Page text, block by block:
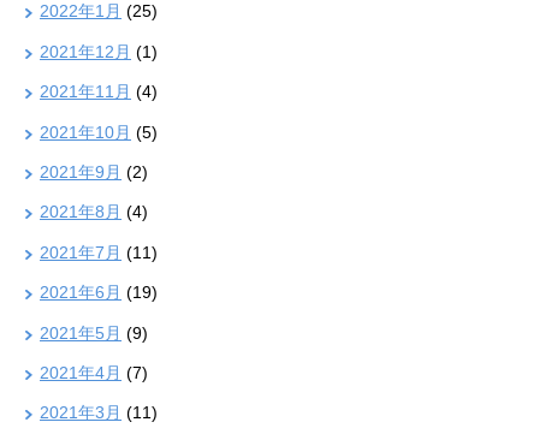
2022年1月 (25)
2021年12月 (1)
2021年11月 (4)
2021年10月 (5)
2021年9月 (2)
2021年8月 (4)
2021年7月 (11)
2021年6月 (19)
2021年5月 (9)
2021年4月 (7)
2021年3月 (11)